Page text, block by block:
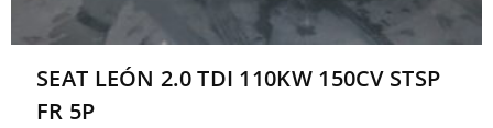
SEAT LEÓN 2.0 TDI 110KW 150CV STSP
FR 5P